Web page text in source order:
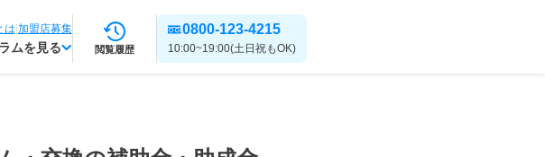
は|加盟店募集
ムを見る 閲覧履歴
0800-123-4215
10:00~19:00(土日祝もOK)